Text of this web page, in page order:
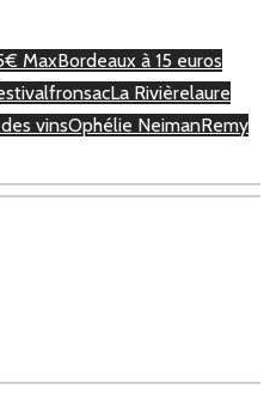
MaxBordeaux à 15 euros
fronsacLa Rivièrelaure
vinsOphélie NeimanRemy